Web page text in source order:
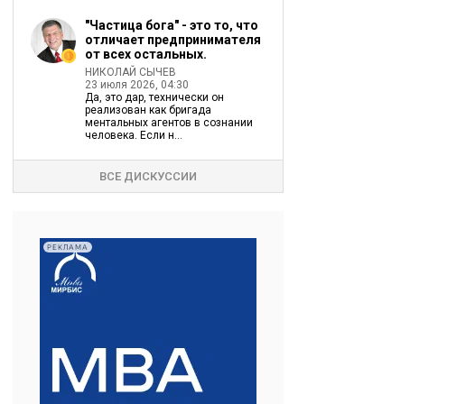
"Частица бога" - это то, что
отличает предпринимателя
от всех остальных.
НИКОЛАЙ СЫЧЕВ
23 июля 2026, 04:30
Да, это дар, технически он
реализован как бригада
ментальных агентов в сознании
человека. Если н...
ВСЕ ДИСКУССИИ
РЕКЛАМА